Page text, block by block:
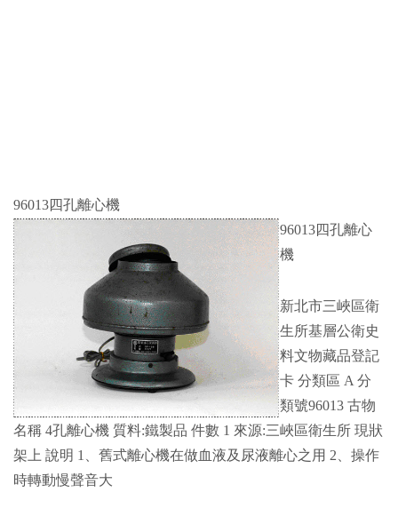
96013四孔離心機
96013四孔離心
機
新北市三峽區衛
生所基層公衛史
料文物藏品登記
卡 分類區 A 分
類號96013 古物
名稱 4孔離心機 質料:鐵製品 件數 1 來源:三峽區衛生所 現狀
架上 說明 1、舊式離心機在做血液及尿液離心之用 2、操作
時轉動慢聲音大